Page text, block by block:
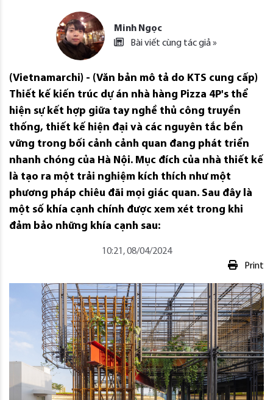
Minh Ngọc
Bài viết cùng tác giả »
(Vietnamarchi) - (Văn bản mô tả do KTS cung cấp)
Thiết kế kiến ​​trúc dự án nhà hàng Pizza 4P's thể
hiện sự kết hợp giữa tay nghề thủ công truyền
thống, thiết kế hiện đại và các nguyên tắc bền
vững trong bối cảnh cảnh quan đang phát triển
nhanh chóng của Hà Nội. Mục đích của nhà thiết kế
là tạo ra một trải nghiệm kích thích như một
phương pháp chiêu đãi mọi giác quan. Sau đây là
một số khía cạnh chính được xem xét trong khi
đảm bảo những khía cạnh sau:
10:21, 08/04/2024
Print